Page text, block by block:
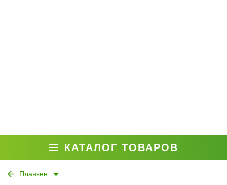
КАТАЛОГ ТОВАРОВ
Планкен